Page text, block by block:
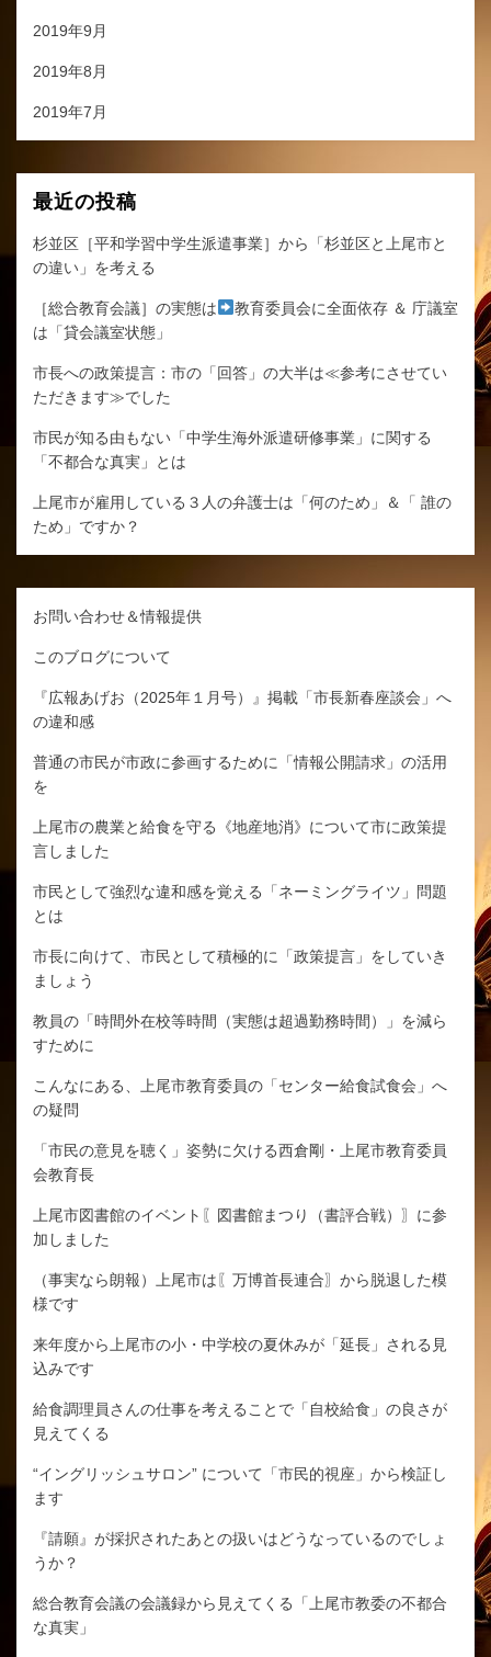
2019年9月
2019年8月
2019年7月
最近の投稿
杉並区［平和学習中学生派遣事業］から「杉並区と上尾市と
の違い」を考える
［総合教育会議］の実態は
教育委員会に全面依存 ＆ 庁議室
は「貸会議室状態」
市長への政策提言：市の「回答」の大半は≪参考にさせてい
ただきます≫でした
市民が知る由もない「中学生海外派遣研修事業」に関する
「不都合な真実」とは
上尾市が雇用している３人の弁護士は「何のため」＆「 誰の
ため」ですか？
お問い合わせ＆情報提供
このブログについて
『広報あげお（2025年１月号）』掲載「市長新春座談会」へ
の違和感
普通の市民が市政に参画するために「情報公開請求」の活用
を
上尾市の農業と給食を守る《地産地消》について市に政策提
言しました
市民として強烈な違和感を覚える「ネーミングライツ」問題
とは
市長に向けて、市民として積極的に「政策提言」をしていき
ましょう
教員の「時間外在校等時間（実態は超過勤務時間）」を減ら
すために
こんなにある、上尾市教育委員の「センター給食試食会」へ
の疑問
「市民の意見を聴く」姿勢に欠ける西倉剛・上尾市教育委員
会教育長
上尾市図書館のイベント〖図書館まつり（書評合戦）〗に参
加しました
（事実なら朗報）上尾市は〖万博首長連合〗から脱退した模
様です
来年度から上尾市の小・中学校の夏休みが「延長」される見
込みです
給食調理員さんの仕事を考えることで「自校給食」の良さが
見えてくる
“イングリッシュサロン” について「市民的視座」から検証し
ます
『請願』が採択されたあとの扱いはどうなっているのでしょ
うか？
総合教育会議の会議録から見えてくる「上尾市教委の不都合
な真実」